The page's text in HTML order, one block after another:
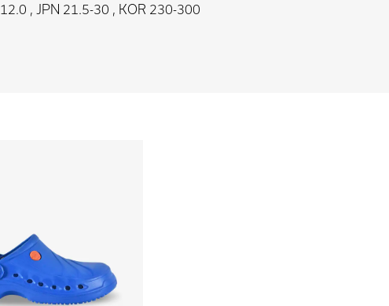
12.0 , JPN 21.5-30 , KOR 230-300